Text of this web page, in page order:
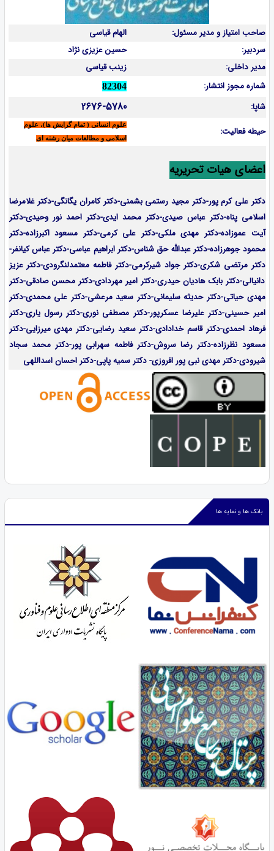
صاحب امتیاز و مدیر مسئول:
الهام قیاسی
سردبیر:
حسین عزیزی نژاد
مدیر داخلی:
زینب قیاسی
شماره مجوز انتشار:
82304
شاپا: 2676-5780
حیطه فعالیت:
علوم انسانی ( تمام گرایش ها)، علوم
اسلامی و مطالعات میان رشته ای
اعضای هیات تحریریه
دکتر علی کرم پور-دکتر مجید رستمی بشمنی-دکتر کامران یگانگی-دکتر غلامرضا
اسلامی پناه-دکتر عباس صیدی-دکتر محمد ایدی-دکتر احمد نور وحیدی-دکتر
آیت عموزاده-دکتر مهدی ملکی-دکتر علی کرمی-دکتر مسعود اکبرزاده-دکتر
محمود جوهرزاده-دکتر عبدالله حق شناس-دکتر ابراهیم عباسی-دکتر عباس کیانفر-
دکتر مرتضی شکری-دکتر جواد شیرکرمی-دکتر فاطمه معتمدلنگرودی-دکتر عزیز
دانیالی-دکتر بابک هادیان حیدری-دکتر امیر مهردادی-دکتر محسن صادقی-دکتر
مهدی حیاتی-دکتر حدیثه سلیمانی-دکتر سعید مرعشی-دکتر علی محمدی-دکتر
امیر حسینی-دکتر علیرضا عسکرپور-دکتر مصطفی نوری-دکتر رسول یاری-دکتر
فرهاد احمدی-دکتر قاسم خدادادی-دکتر سعید رضایی-دکتر مهدی میرزایی-دکتر
مسعود نظرزاده-دکتر رضا سروش-دکتر فاطمه سهرابی پور-دکتر محمد سجاد
شیرودی-دکتر مهدی نبی پور افروزی- دکتر سمیه پاپی-دکتر احسان اسداللهی
بانک ها و نمایه ها